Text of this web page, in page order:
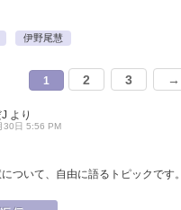
伊野尾慧
1 2 3 →
より
30日 5:56 PM
ついて、自由に語るトピックです。